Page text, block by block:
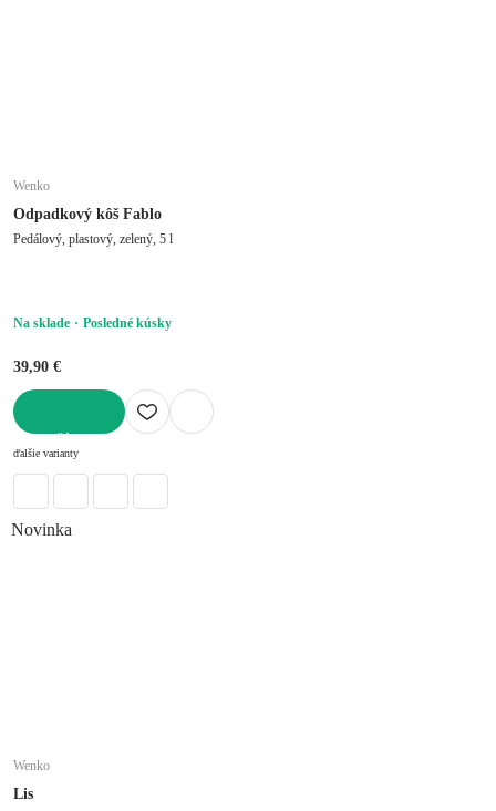
Wenko
Odpadkový kôš Fablo
Pedálový, plastový, zelený, 5 l
Na sklade Posledné kúsky
39,90 €
ďalšie varianty
Novinka
Wenko
Lis